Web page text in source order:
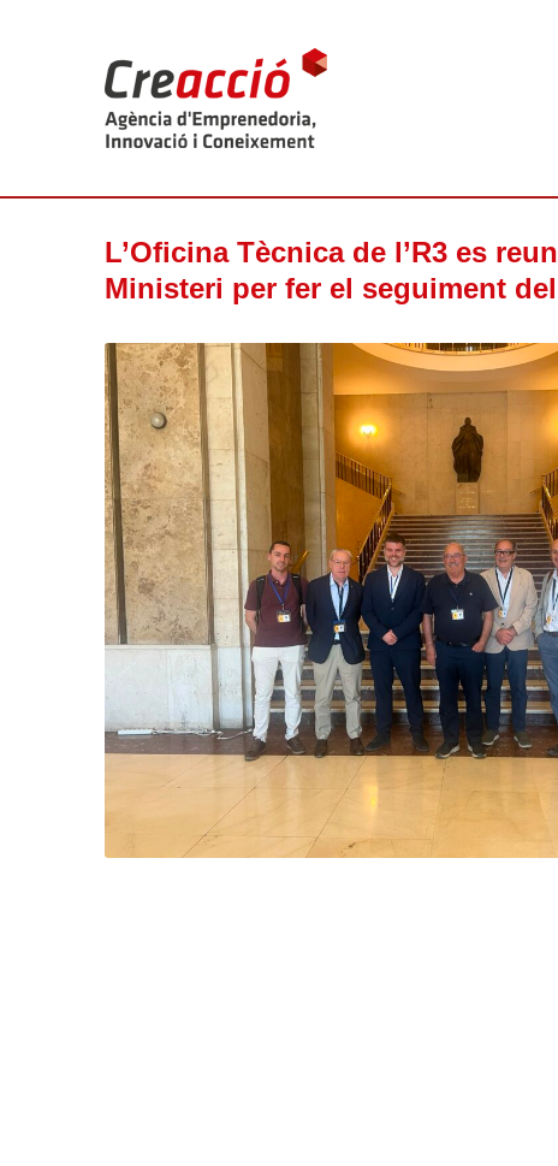
L’Oficina Tècnica de l’R3 es
Ministeri per fer el seguiment